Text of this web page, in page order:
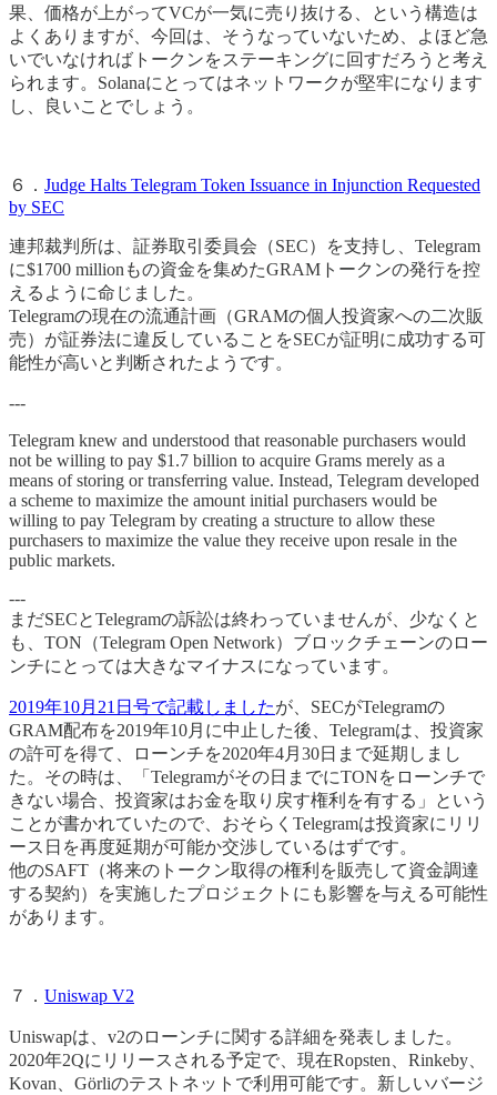
果、価格が上がってVCが一気に売り抜ける、という構造は
よくありますが、今回は、そうなっていないため、よほど急
いでいなければトークンをステーキングに回すだろうと考え
られます。Solanaにとってはネットワークが堅牢になります
し、良いことでしょう。
６． Judge Halts Telegram Token Issuance in Injunction Requested
by SEC
連邦裁判所は、証券取引委員会（SEC）を支持し、Telegram
に$1700 millionもの資金を集めたGRAMトークンの発行を控
えるように命じました。
Telegramの現在の流通計画（GRAMの個人投資家への二次販
売）が証券法に違反していることをSECが証明に成功する可
能性が高いと判断されたようです。
---
Telegram knew and understood that reasonable purchasers would
not be willing to pay $1.7 billion to acquire Grams merely as a
means of storing or transferring value. Instead, Telegram developed
a scheme to maximize the amount initial purchasers would be
willing to pay Telegram by creating a structure to allow these
purchasers to maximize the value they receive upon resale in the
public markets.
---
まだSECとTelegramの訴訟は終わっていませんが、少なくと
も、TON（Telegram Open Network）ブロックチェーンのロー
ンチにとっては大きなマイナスになっています。
2019年10月21日号で記載しましたが、SECがTelegramの
GRAM配布を2019年10月に中止した後、Telegramは、投資家
の許可を得て、ローンチを2020年4月30日まで延期しまし
た。その時は、「Telegramがその日までにTONをローンチで
きない場合、投資家はお金を取り戻す権利を有する」という
ことが書かれていたので、おそらくTelegramは投資家にリリ
ース日を再度延期が可能か交渉しているはずです。
他のSAFT（将来のトークン取得の権利を販売して資金調達
する契約）を実施したプロジェクトにも影響を与える可能性
があります。
７． Uniswap V2
Uniswapは、v2のローンチに関する詳細を発表しました。
2020年2Qにリリースされる予定で、現在Ropsten、Rinkeby、
Kovan、Görliのテストネットで利用可能です。新しいバージ